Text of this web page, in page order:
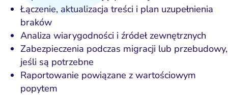
Łączenie, aktualizacja treści i plan uzupełnienia
braków
Analiza wiarygodności i źródeł zewnętrznych
Zabezpieczenia podczas migracji lub przebudowy,
jeśli są potrzebne
Raportowanie powiązane z wartościowym
popytem